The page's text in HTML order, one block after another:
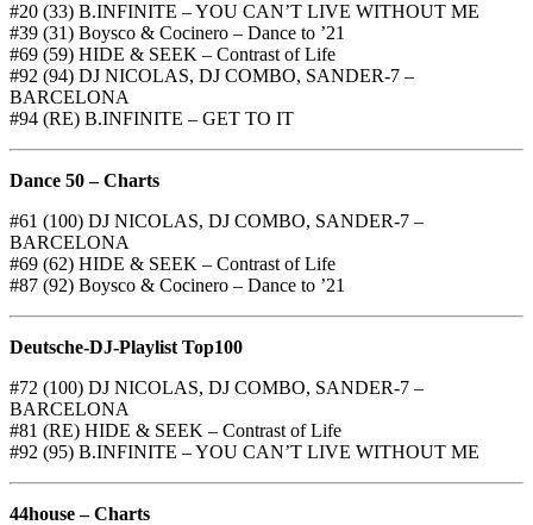
#20 (33) B.INFINITE – YOU CAN’T LIVE WITHOUT ME
#39 (31) Boysco & Cocinero – Dance to ’21
#69 (59) HIDE & SEEK – Contrast of Life
#92 (94) DJ NICOLAS, DJ COMBO, SANDER-7 –
BARCELONA
#94 (RE) B.INFINITE – GET TO IT
Dance 50 – Charts
#61 (100) DJ NICOLAS, DJ COMBO, SANDER-7 –
BARCELONA
#69 (62) HIDE & SEEK – Contrast of Life
#87 (92) Boysco & Cocinero – Dance to ’21
Deutsche-DJ-Playlist Top100
#72 (100) DJ NICOLAS, DJ COMBO, SANDER-7 –
BARCELONA
#81 (RE) HIDE & SEEK – Contrast of Life
#92 (95) B.INFINITE – YOU CAN’T LIVE WITHOUT ME
44house – Charts